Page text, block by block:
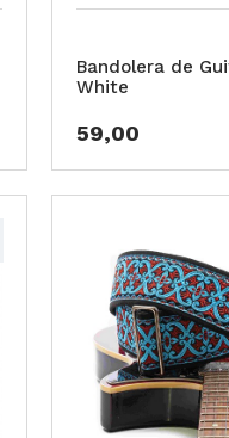
Bandolera de
White
59,00